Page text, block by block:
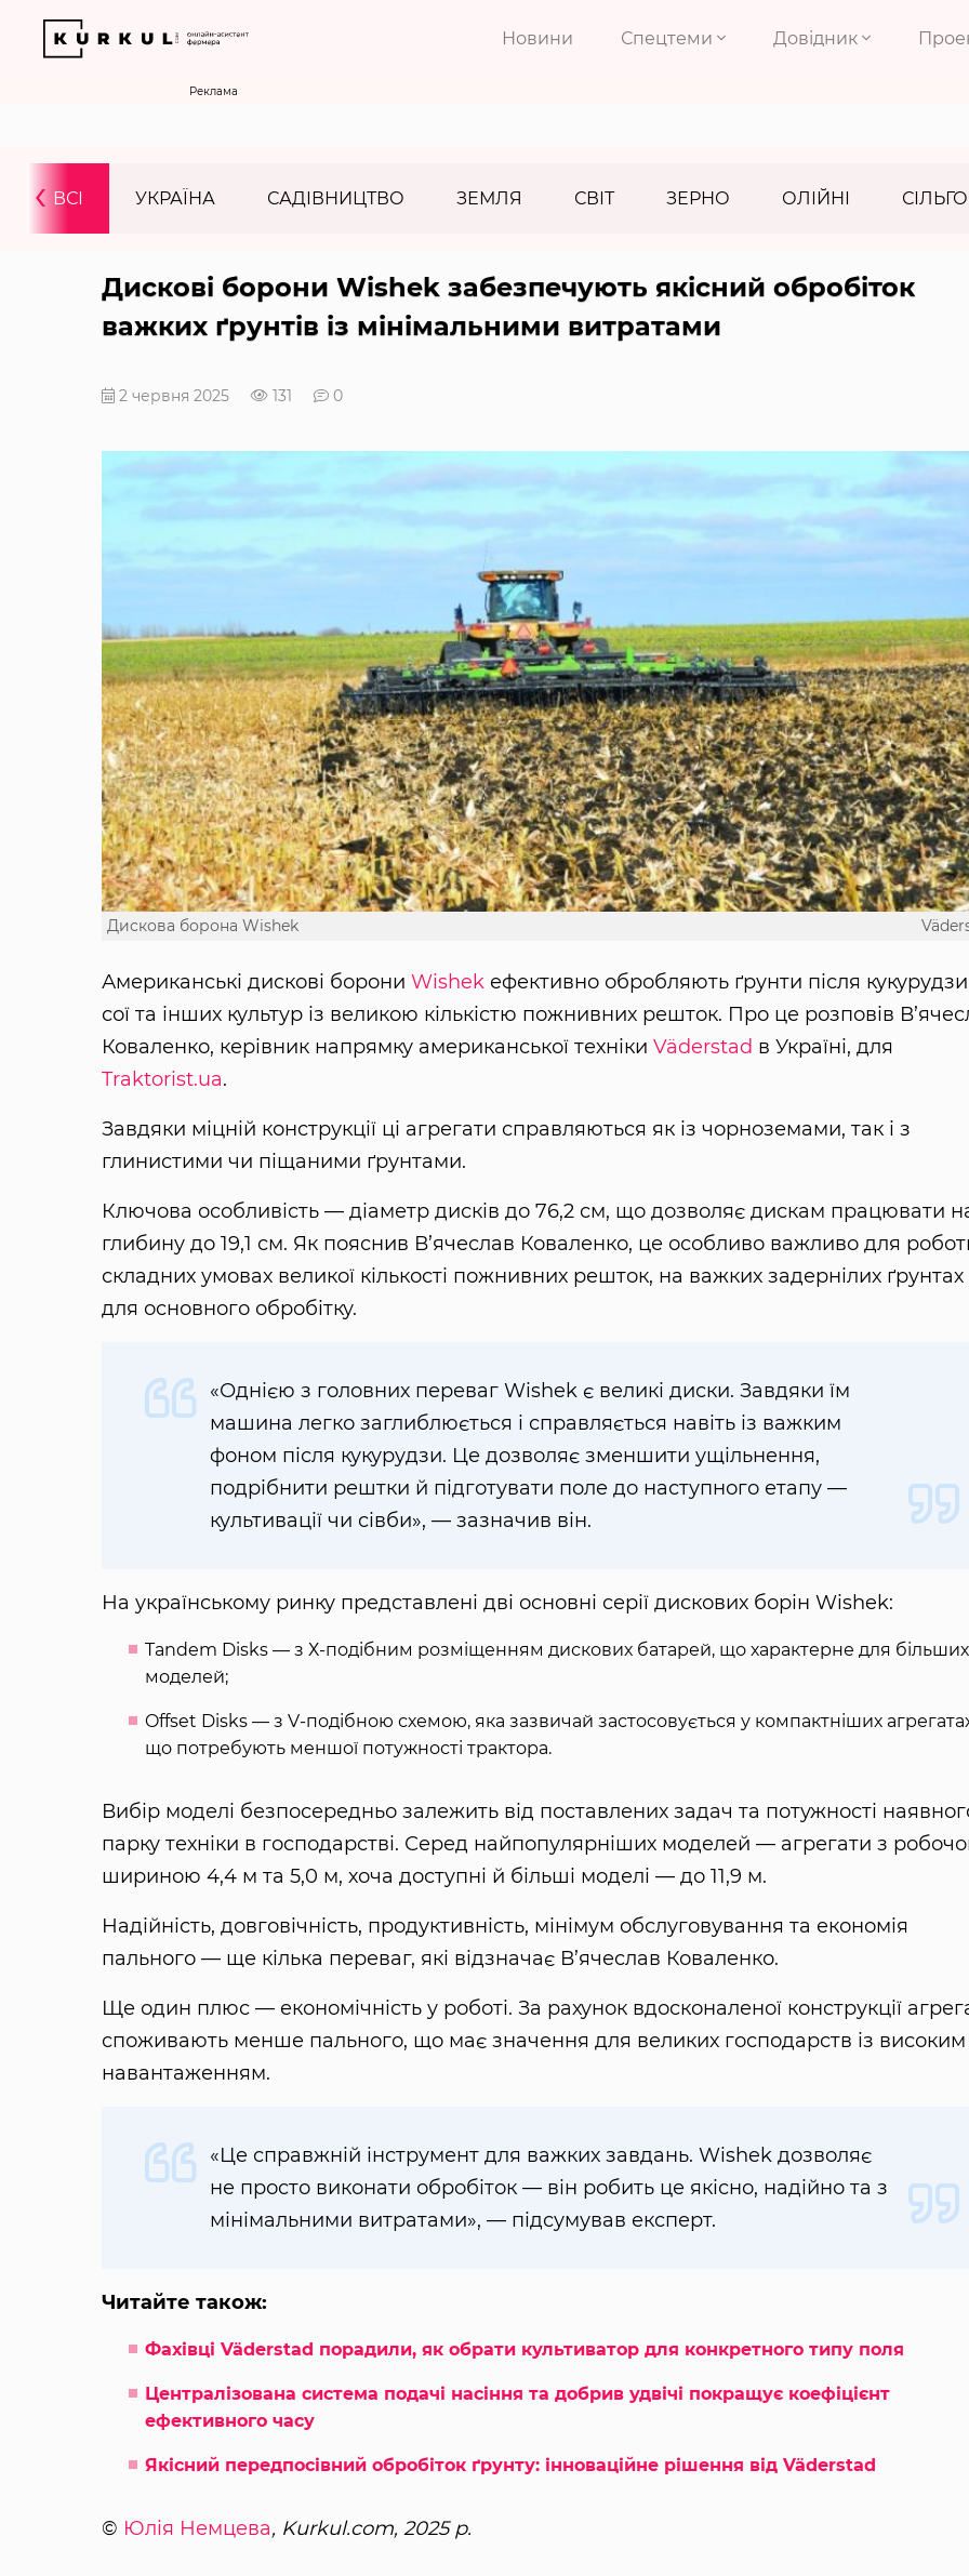
Новини Спецтеми Довідник
Реклама
ВСІ УКРАЇНА САДІВНИЦТВО ЗЕМЛЯ СВІТ ЗЕРНО ОЛІЙНІ
‹
Дискові борони Wishek забезпечують якісний обробіток
важких ґрунтів із мінімальними витратами
2 червня 2025 131 0
Дискова борона Wishek
Американські дискові борони Wishekефективно обробляють ґрунти після
сої та інших культур із великою кількістю пожнивних решток. Про це розповів
Коваленко, керівник напрямку американської техніки Väderstad в Україні, для
Traktorist.ua.
Завдяки міцній конструкції ці агрегати справляються як із чорноземами, так і з
глинистими чи піщаними ґрунтами.
Ключова особливість — діаметр дисків до 76,2 см, що дозволяє дискам працювати
глибину до 19,1 см. Як пояснив В’ячеслав Коваленко, це особливо важливо для
складних умовах великої кількості пожнивних решток, на важких задернілих ґрунтах
для основного обробітку.
«Однією з головних переваг Wishek є великі диски. Завдяки їм
машина легко заглиблюється і справляється навіть із важким
фоном після кукурудзи. Це дозволяє зменшити ущільнення,
подрібнити рештки й підготувати поле до наступного етапу —
культивації чи сівби», — зазначив він.
На українському ринку представлені дві основні серії дискових борін Wishek:
Tandem Disks — з Х-подібним розміщенням дискових батарей, що характерне для більших
моделей;
Offset Disks — з V-подібною схемою, яка зазвичай застосовується у компактніших
що потребують меншої потужності трактора.
Вибір моделі безпосередньо залежить від поставлених задач та потужності
парку техніки в господарстві. Серед найпопулярніших моделей — агрегати з
шириною 4,4 м та 5,0 м, хоча доступні й більші моделі — до 11,9 м.
Надійність, довговічність, продуктивність, мінімум обслуговування та економія
пального — ще кілька переваг, які відзначає В’ячеслав Коваленко.
Ще один плюс — економічність у роботі. За рахунок вдосконаленої конструкції
споживають менше пального, що має значення для великих господарств із високим
навантаженням.
«Це справжній інструмент для важких завдань. Wishek дозволяє
не просто виконати обробіток — він робить це якісно, надійно та з
мінімальними витратами», — підсумував експерт.
Читайте також:
Фахівці Väderstad порадили, як обрати культиватор для конкретного типу поля
Централізована система подачі насіння та добрив удвічі покращує коефіцієнт
ефективного часу
Якісний передпосівний обробіток ґрунту: інноваційне рішення від Väderstad
© Юлія Немцева, Kurkul.com, 2025 р.